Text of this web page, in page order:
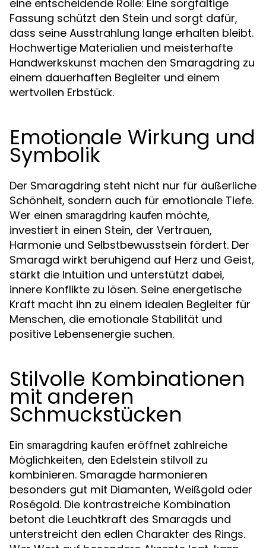
eine entscheidende Rolle: Eine sorgfältige
Fassung schützt den Stein und sorgt dafür,
dass seine Ausstrahlung lange erhalten bleibt.
Hochwertige Materialien und meisterhafte
Handwerkskunst machen den Smaragdring zu
einem dauerhaften Begleiter und einem
wertvollen Erbstück.
Emotionale Wirkung und
Symbolik
Der Smaragdring steht nicht nur für äußerliche
Schönheit, sondern auch für emotionale Tiefe.
Wer einen smaragdring kaufen möchte,
investiert in einen Stein, der Vertrauen,
Harmonie und Selbstbewusstsein fördert. Der
Smaragd wirkt beruhigend auf Herz und Geist,
stärkt die Intuition und unterstützt dabei,
innere Konflikte zu lösen. Seine energetische
Kraft macht ihn zu einem idealen Begleiter für
Menschen, die emotionale Stabilität und
positive Lebensenergie suchen.
Stilvolle Kombinationen
mit anderen
Schmuckstücken
Ein smaragdring kaufen eröffnet zahlreiche
Möglichkeiten, den Edelstein stilvoll zu
kombinieren. Smaragde harmonieren
besonders gut mit Diamanten, Weißgold oder
Roségold. Die kontrastreiche Kombination
betont die Leuchtkraft des Smaragds und
unterstreicht den edlen Charakter des Rings.